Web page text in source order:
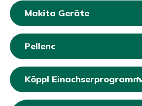
Makita Geräte
Pellenc
Köppl Einachserprogramm